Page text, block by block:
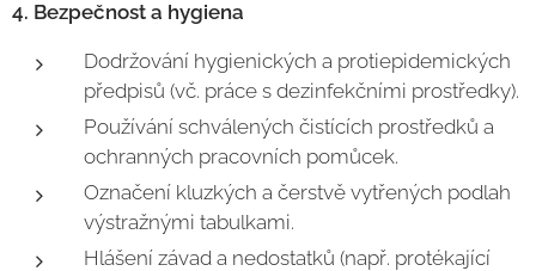
4. Bezpečnost a hygiena
Dodržování hygienických a protiepidemických
předpisů (vč. práce s dezinfekčními prostředky).
Používání schválených čistících prostředků a
ochranných pracovních pomůcek.
Označení kluzkých a čerstvě vytřených podlah
výstražnými tabulkami.
Hlášení závad a nedostatků (např. protékající